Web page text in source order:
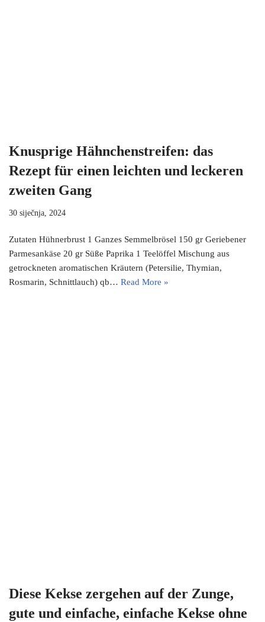
Knusprige Hähnchenstreifen: das
Rezept für einen leichten und leckeren
zweiten Gang
30 siječnja, 2024
Zutaten Hühnerbrust 1 Ganzes Semmelbrösel 150 gr Geriebener
Parmesankäse 20 gr Süße Paprika 1 Teelöffel Mischung aus
getrockneten aromatischen Kräutern (Petersilie, Thymian,
Rosmarin, Schnittlauch) qb… Read More »
Diese Kekse zergehen auf der Zunge,
gute und einfache, einfache Kekse ohne